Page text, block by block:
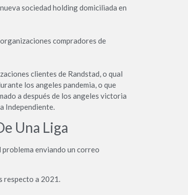
sociedad holding domiciliada en
compradores de
clientes de Randstad, o qual
los angeles pandemia, o que
a después de los angeles victoria
Independiente.
Una Liga
enviando un correo
respecto a 2021.